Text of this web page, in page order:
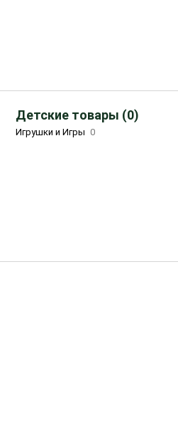
Детские товары (0)
Игрушки и Игры 0